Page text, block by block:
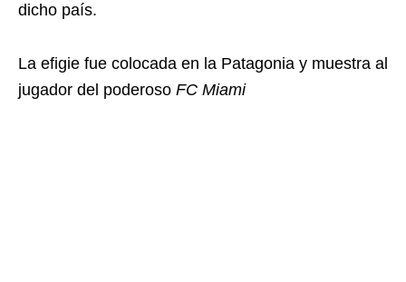
dicho país.
La efigie fue colocada en la Patagonia y muestra al
jugador del poderoso FC Miami